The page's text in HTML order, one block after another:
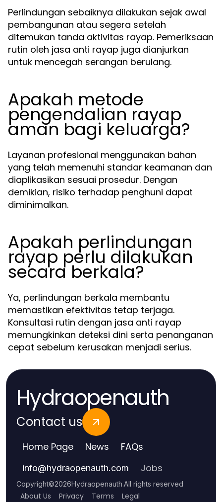
Perlindungan sebaiknya dilakukan sejak awal
pembangunan atau segera setelah
ditemukan tanda aktivitas rayap. Pemeriksaan
rutin oleh jasa anti rayap juga dianjurkan
untuk mencegah serangan berulang.
Apakah metode
pengendalian rayap
aman bagi keluarga?
Layanan profesional menggunakan bahan
yang telah memenuhi standar keamanan dan
diaplikasikan sesuai prosedur. Dengan
demikian, risiko terhadap penghuni dapat
diminimalkan.
Apakah perlindungan
rayap perlu dilakukan
secara berkala?
Ya, perlindungan berkala membantu
memastikan efektivitas tetap terjaga.
Konsultasi rutin dengan jasa anti rayap
memungkinkan deteksi dini serta penanganan
cepat sebelum kerusakan menjadi serius.
Hydraopenauth
Contact us
Home Page News FAQs
info@hydraopenauth.com Jobs
Copyright©2026Hydraopenauth.All rights reserved
About Us Privacy Terms Legal